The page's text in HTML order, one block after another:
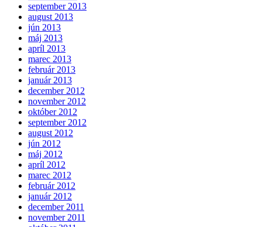
september 2013
august 2013
jún 2013
máj 2013
apríl 2013
marec 2013
február 2013
január 2013
december 2012
november 2012
október 2012
september 2012
august 2012
jún 2012
máj 2012
apríl 2012
marec 2012
február 2012
január 2012
december 2011
november 2011